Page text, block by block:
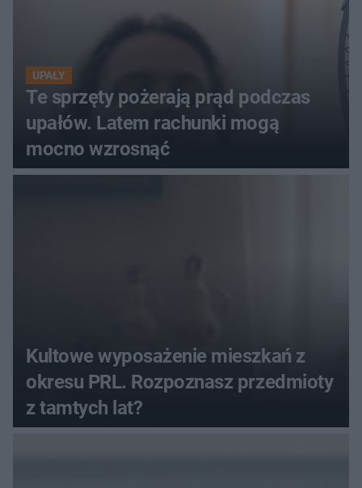
UPAŁY
Te sprzęty pożerają prąd podczas
upałów. Latem rachunki mogą
mocno wzrosnąć
Kultowe wyposażenie mieszkań z
okresu PRL. Rozpoznasz przedmioty
z tamtych lat?